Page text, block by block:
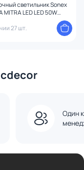
светильник Sonex
MITRA LED LED 50W
6500K IP54 7761/50L
27 шт.
Один